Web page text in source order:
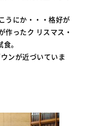
うにか・・・格好が
作ったク リスマス・
。
ンが近づいていま